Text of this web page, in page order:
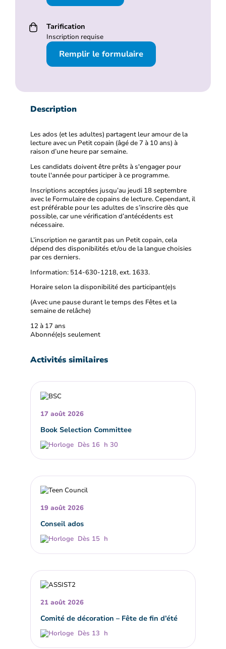
Tarification
Inscription requise
Remplir le formulaire
Description
Les ados (et les adultes) partagent leur amour de la
lecture avec un Petit copain (âgé de 7 à 10 ans) à
raison d’une heure par semaine.
Les candidats doivent être prêts à s'engager pour
toute l'année pour participer à ce programme.
Inscriptions acceptées jusqu’au jeudi 18 septembre
avec le Formulaire de copains de lecture. Cependant, il
est préférable pour les adultes de s’inscrire dès que
possible, car une vérification d’antécédents est
nécessaire.
L’inscription ne garantit pas un Petit copain, cela
dépend des disponibilités et/ou de la langue choisies
par ces derniers.
Information: 514-630-1218, ext. 1633.
Horaire selon la disponibilité des participant(e)s
(Avec une pause durant le temps des Fêtes et la
semaine de relâche)
12 à 17 ans
Abonné(e)s seulement
Activités similaires
17 août 2026
Book Selection Committee
Dès 16 h 30
19 août 2026
Conseil ados
Dès 15 h
21 août 2026
Comité de décoration – Fête de fin d’été
Dès 13 h